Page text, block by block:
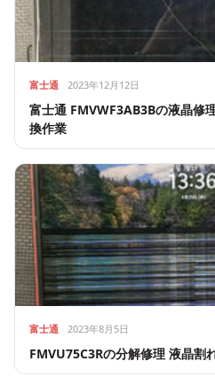
富士通 2023年12月12日
富士通 FMVWF3AB3Bの液晶修
換作業
富士通 2023年8月5日
FMVU75C3Rの分解修理 液晶割